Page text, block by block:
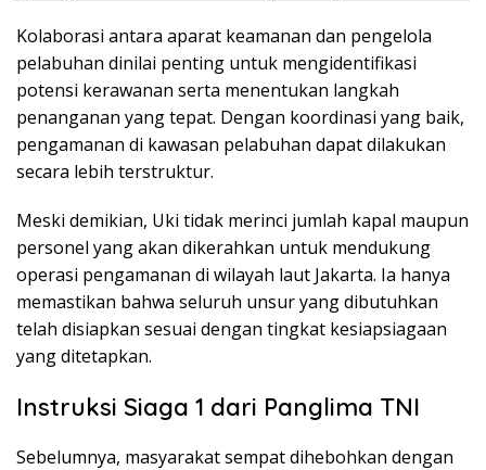
Kolaborasi antara aparat keamanan dan pengelola
pelabuhan dinilai penting untuk mengidentifikasi
potensi kerawanan serta menentukan langkah
penanganan yang tepat. Dengan koordinasi yang baik,
pengamanan di kawasan pelabuhan dapat dilakukan
secara lebih terstruktur.
Meski demikian, Uki tidak merinci jumlah kapal maupun
personel yang akan dikerahkan untuk mendukung
operasi pengamanan di wilayah laut Jakarta. Ia hanya
memastikan bahwa seluruh unsur yang dibutuhkan
telah disiapkan sesuai dengan tingkat kesiapsiagaan
yang ditetapkan.
Instruksi Siaga 1 dari Panglima TNI
Sebelumnya, masyarakat sempat dihebohkan dengan